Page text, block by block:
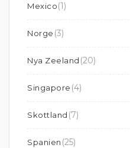
Mexico(1)
Norge (3)
Nya Zeeland (20)
Singapore (4)
Skottland (7)
Spanien (25)